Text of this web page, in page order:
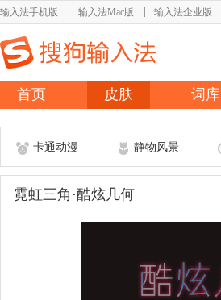
输入法手机版 输入法Mac版 输入法企业版
首页 皮肤 词库
卡通动漫 静物风景
霓虹三角·酷炫几何